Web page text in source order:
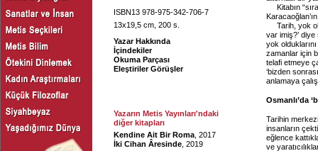
ISBN13 978-975-342-706-7
13x19,5 cm, 200 s.
Yazar Hakkında
İçindekiler
Okuma Parçası
Eleştiriler Görüşler
Yazarın Metis Yayınları'ndaki
diğer kitapları
Kendine Ait Bir Roma , 2017
İki Cihan Âresinde , 2019
Kitabın
Tarih, yok
var imiş?’ diye
yok
zamanlar için
telafi etmeye
‘bizden
anlamaya
Osmanlı’da
Tarihin
insanların
eğlence
ve